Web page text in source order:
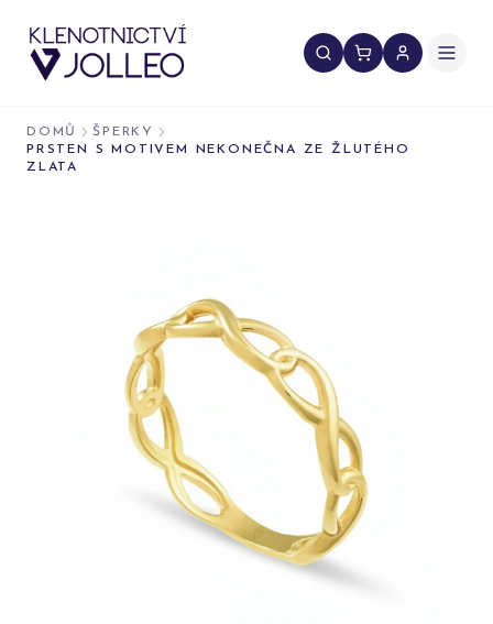
DOMŮ
ŠPERKY
PRSTEN S MOTIVEM NEKONEČNA ZE ŽLUTÉHO
ZLATA